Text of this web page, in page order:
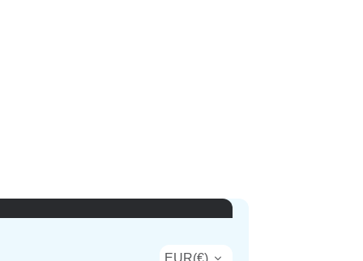
EUR(€)